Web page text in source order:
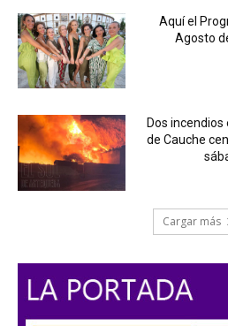
Aquí el
Agosto
Dos
de Cauche
Cargar más